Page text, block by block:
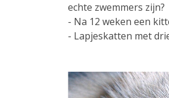
echte zwemmers zijn?
- Na 12 weken een
- Lapjeskatten met